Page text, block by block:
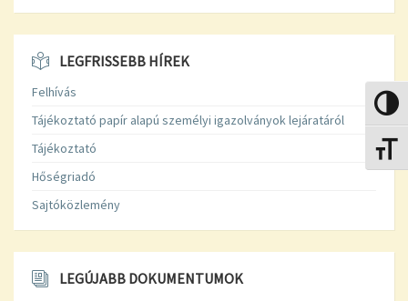
LEGFRISSEBB HÍREK
Felhívás
Tájékoztató papír alapú személyi igazolványok lejáratáról
Tájékoztató
Hőségriadó
Sajtóközlemény
LEGÚJABB DOKUMENTUMOK